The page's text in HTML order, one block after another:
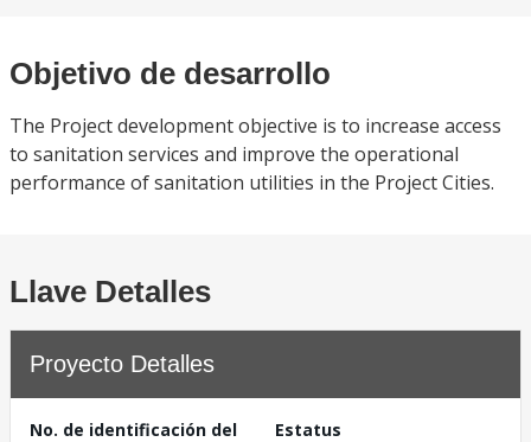
Objetivo de desarrollo
The Project development objective is to increase access
to sanitation services and improve the operational
performance of sanitation utilities in the Project Cities.
Llave Detalles
Proyecto Detalles
No. de identificación del
Estatus